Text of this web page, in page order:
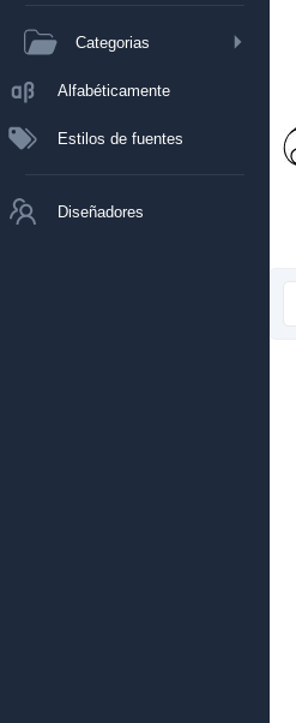
Categorias
Alfabéticamente
Estilos de fuentes
Diseñadores